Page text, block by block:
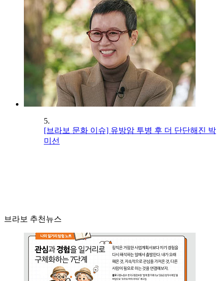
5.
[브라보 문화 이슈] 유방암 투병 후 더 단단해진 박
미선
브라보 추천뉴스